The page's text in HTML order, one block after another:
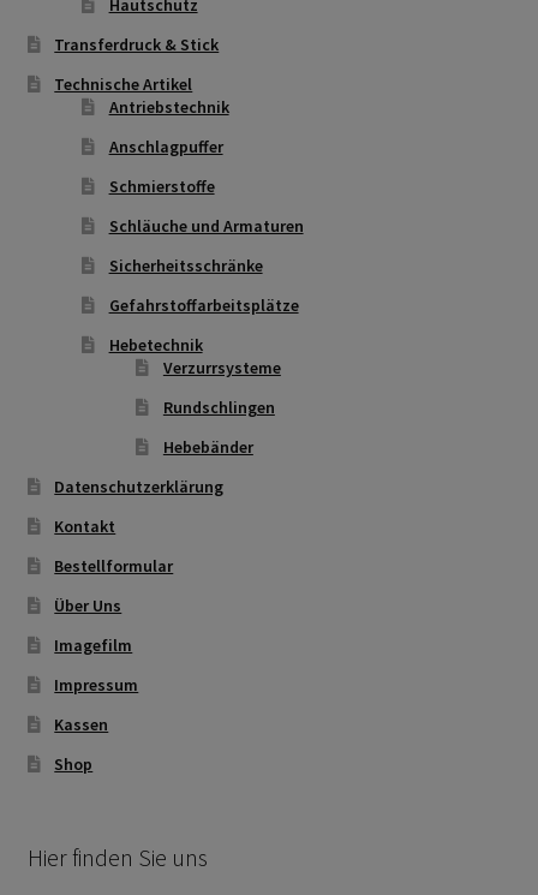
Hautschutz
Transferdruck & Stick
Technische Artikel
Antriebstechnik
Anschlagpuffer
Schmierstoffe
Schläuche und Armaturen
Sicherheitsschränke
Gefahrstoffarbeitsplätze
Hebetechnik
Verzurrsysteme
Rundschlingen
Hebebänder
Datenschutzerklärung
Kontakt
Bestellformular
Über Uns
Imagefilm
Impressum
Kassen
Shop
Hier finden Sie uns